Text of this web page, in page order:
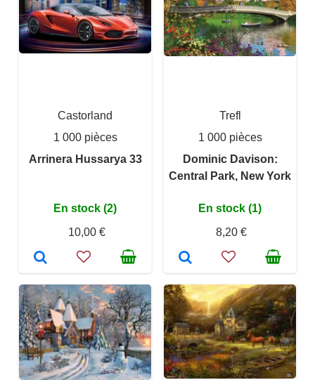
Castorland
1 000 pièces
Arrinera Hussarya 33
En stock (2)
10,00 €
Trefl
1 000 pièces
Dominic Davison:
Central Park, New York
En stock (1)
8,20 €